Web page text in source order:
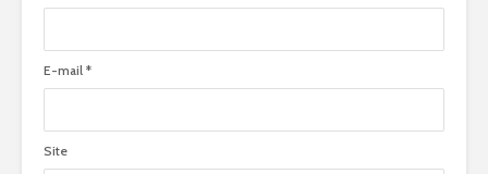
E-mail *
Site